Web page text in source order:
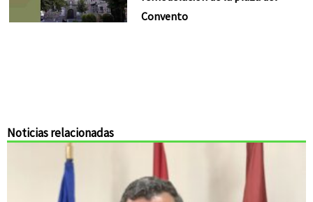
Convento
Noticias relacionadas